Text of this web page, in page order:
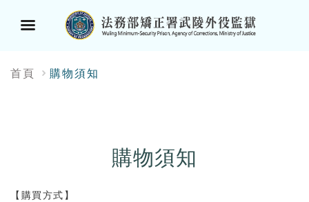
單
首頁 購物須知
購物須知
【購買方式】